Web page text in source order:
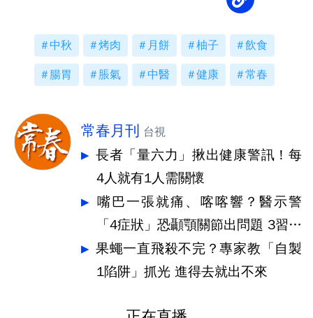
中秋 烤肉 月餅 柚子 飲食
腸胃 脹氣 中醫 健康 常春
常春月刊 台視
長者「量六力」揪出健康警訊！每
4人就有1人需關懷
嘴巴一張就痛、喀喀響？醫示警
「4症狀」恐顳顎關節出問題 3習慣
快戒
果蠅一直飛殺不完？專家教「自製
1陷阱」抓光 進得去就出不來